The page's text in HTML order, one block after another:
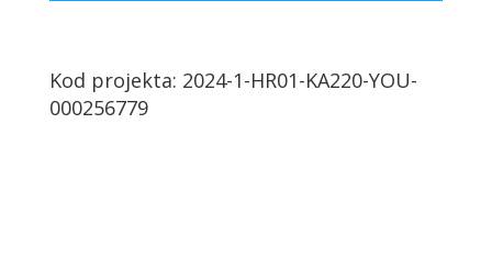
Kod projekta: 2024-1-HR01-KA220-YOU-
000256779